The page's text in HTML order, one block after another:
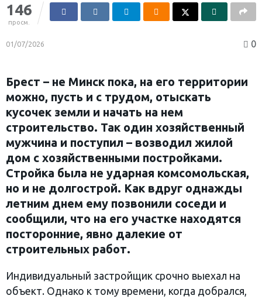
146
просм.
01/07/2026 0
Брест – не Минск пока, на его территории
можно, пусть и с трудом, отыскать
кусочек земли и начать на нем
строительство. Так один хозяйственный
мужчина и поступил – возводил жилой
дом с хозяйственными постройками.
Стройка была не ударная комсомольская,
но и не долгострой. Как вдруг однажды
летним днем ему позвонили соседи и
сообщили, что на его участке находятся
посторонние, явно далекие от
строительных работ.
Индивидуальный застройщик срочно выехал на
объект. Однако к тому времени, когда добрался,